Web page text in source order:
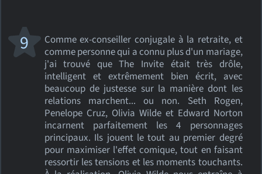
Comme ex-conseiller conjugale à la retraite, et
comme personne qui a connu plus d'un mariage,
j'ai trouvé que The Invite était très drôle,
intelligent et extrêmement bien écrit, avec
beaucoup de justesse sur la manière dont les
relations marchent... ou non. Seth Rogen,
Penelope Cruz, Olivia Wilde et Edward Norton
incarnent parfaitement les 4 personnages
principaux. Ils jouent le tout au premier degré
pour maximiser l'effet comique, tout en faisant
ressortir les tensions et les moments touchants.
9